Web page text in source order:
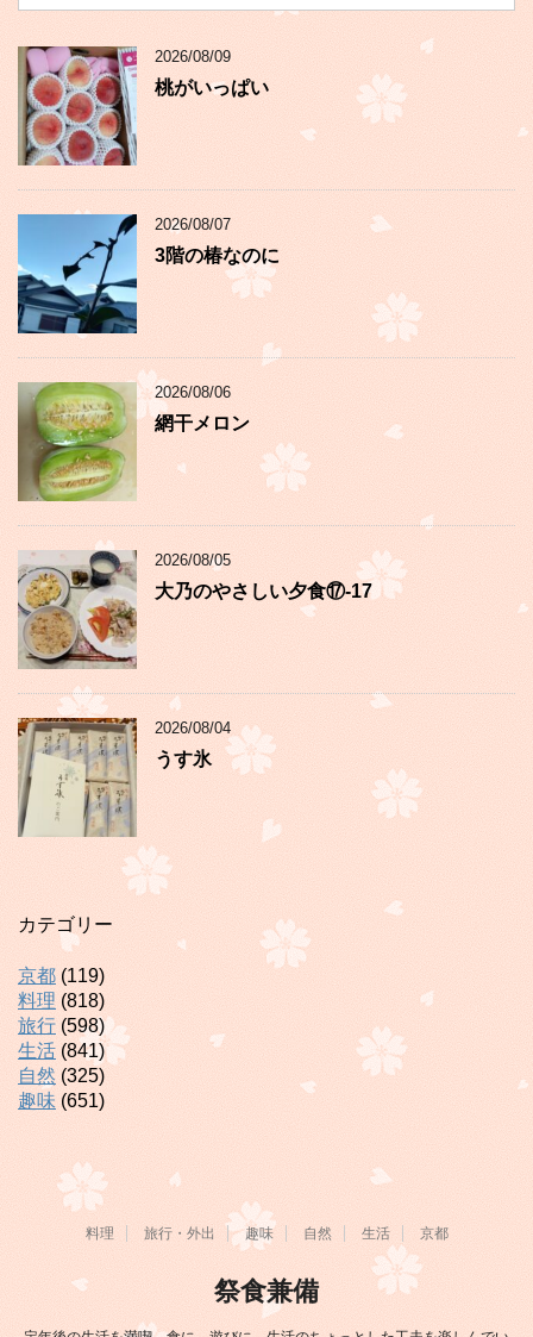
2026/08/09
桃がいっぱい
2026/08/07
3階の椿なのに
2026/08/06
網干メロン
2026/08/05
大乃のやさしい夕食⑰-17
2026/08/04
うす氷
カテゴリー
京都 (119)
料理 (818)
旅行 (598)
生活 (841)
自然 (325)
趣味 (651)
料理 旅行・外出 趣味 自然 生活 京都
祭食兼備